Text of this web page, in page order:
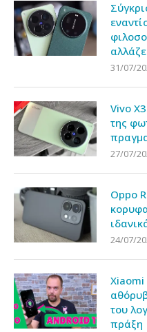
31/07/
Vivo
της
27/07/
Oppo
24/07/
Xiaomi
του
πράξη